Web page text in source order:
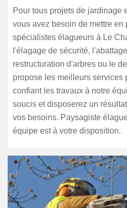
Pour tous projets de jardinage
vous avez besoin de mettre en
spécialistes élagueurs à Le
l'élagage de sécurité,
restructuration d'arbres ou le
propose les meilleurs services
confiant les travaux à notre
soucis et disposerez un
vos besoins. Paysagiste
équipe est à votre disposition.